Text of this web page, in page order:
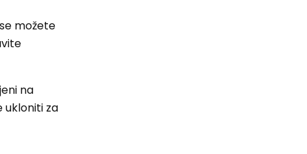
možete
na
ukloniti za